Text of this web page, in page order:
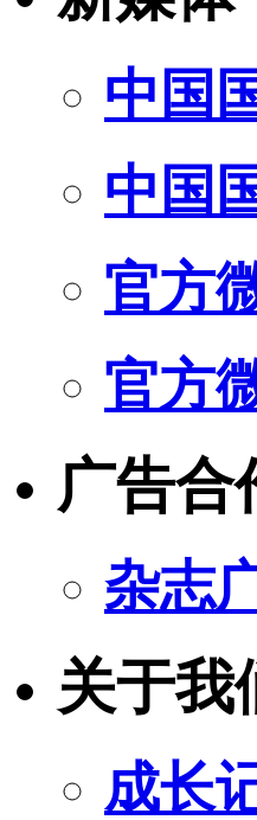
中国
中国
官方
官方
广告合
杂志
关于我
成长